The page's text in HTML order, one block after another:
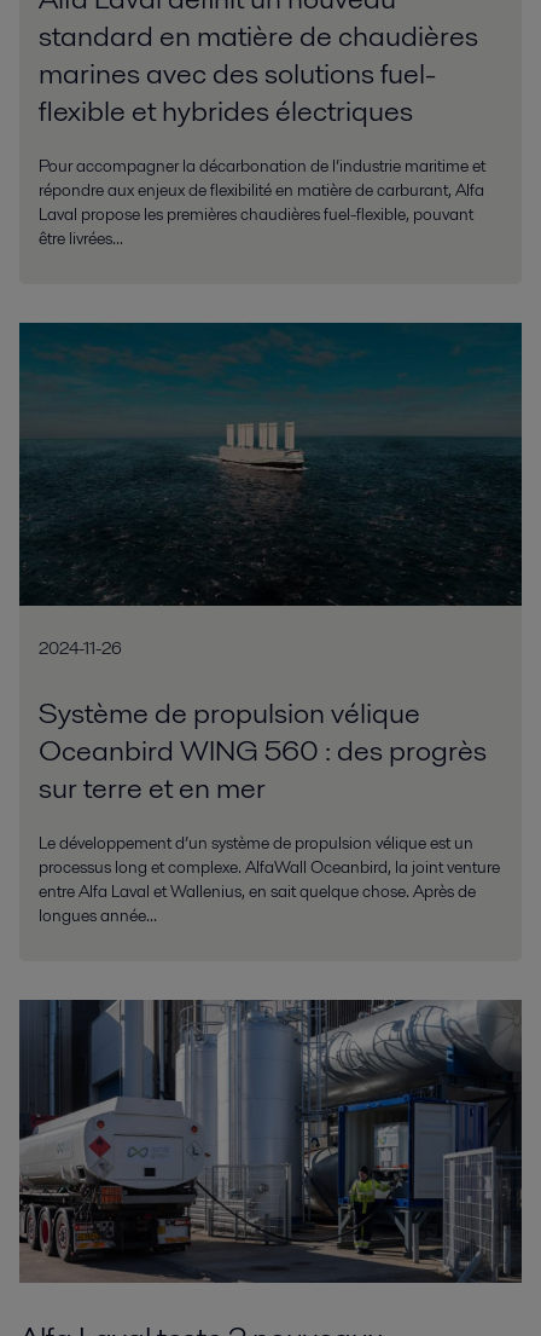
standard en matière de chaudières
marines avec des solutions fuel-
flexible et hybrides électriques
Pour accompagner la décarbonation de l’industrie maritime et
répondre aux enjeux de flexibilité en matière de carburant, Alfa
Laval propose les premières chaudières fuel-flexible, pouvant
être livrées...
2024-11-26
Système de propulsion vélique
Oceanbird WING 560 : des progrès
sur terre et en mer
Le développement d’un système de propulsion vélique est un
processus long et complexe. AlfaWall Oceanbird, la joint venture
entre Alfa Laval et Wallenius, en sait quelque chose. Après de
longues année...